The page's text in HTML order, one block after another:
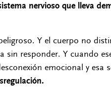
nervioso que lleva
Y el cuerpo no
sin responder. Y cuando
emocional y esa